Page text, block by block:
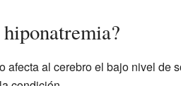
afecta al cerebro el bajo nivel de